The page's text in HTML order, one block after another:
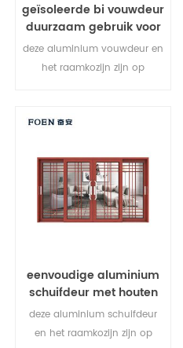
geïsoleerde bi vouwdeur
duurzaam gebruik voor
hotel aan zee
deze aluminium vouwdeur en
het raamkozijn zijn op
beveiliging tegen diefstal zijn
deurtypen om te voldoen aan
verschillende architecturale
behoeften.
eenvoudige aluminium
schuifdeur met houten
schuifdeur
deze aluminium schuifdeur
en het raamkozijn zijn op